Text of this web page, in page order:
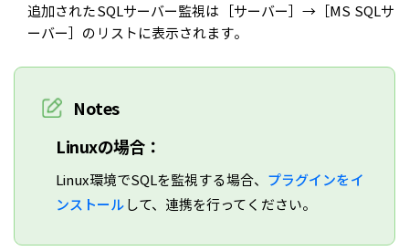
追加されたSQLサーバー監視は［サーバー］→［MS SQLサ
ーバー］のリストに表示されます。
Notes
Linuxの場合：
Linux環境でSQLを監視する場合、 プラグインをイ
ンストールして、連携を行ってください。